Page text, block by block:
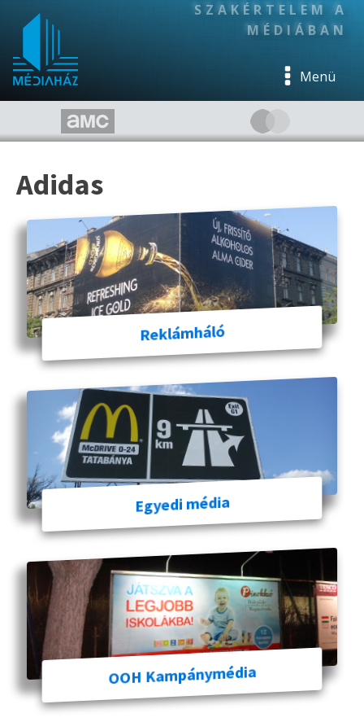
SZAKÉRTELEM A
MÉDIÁBAN
Menü
Adidas
Reklámháló
Egyedi média
OOH Kampánymédia